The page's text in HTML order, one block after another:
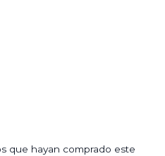
que hayan comprado este